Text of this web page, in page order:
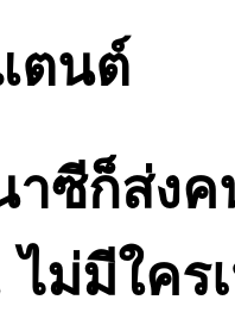
ตนต์
ซีก็ส่ง
ไม่มีใคร